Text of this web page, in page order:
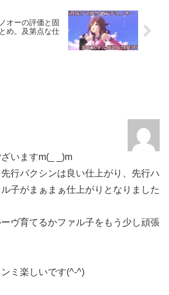
オーの評価と固
め。及第点な仕
いますm(_ _)m
行バクシンは良い仕上がり、先行ハ
子がまぁまぁ仕上がりとなりました
ヴ育てるかファル子をもう少し頑張
ミ楽しいです(^-^)